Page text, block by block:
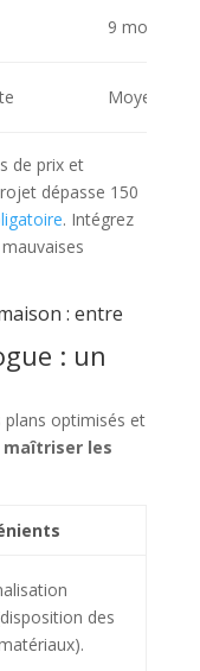
9 mois
Moyenne
de prix et
dépasse 150
. Intégrez
: entre
: un
optimisés et
maîtriser les
des